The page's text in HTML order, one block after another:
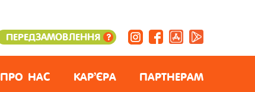
ПЕРЕДЗАМОВЛЕННЯ ?
ПРО НАС КАР’ЄРА ПАРТНЕРАМ